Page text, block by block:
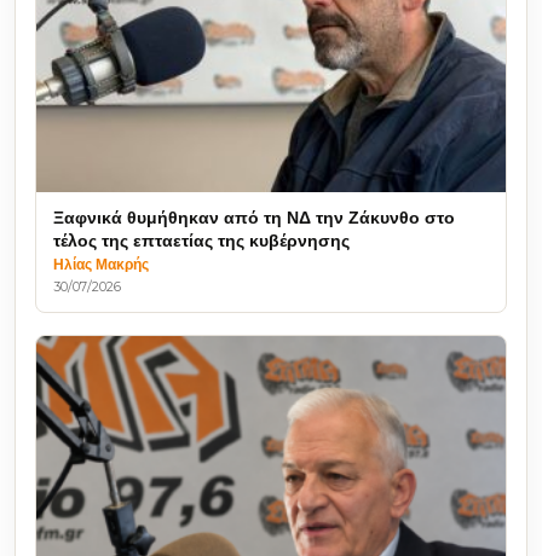
Ξαφνικά θυμήθηκαν από τη ΝΔ την Ζάκυνθο στο
τέλος της επταετίας της κυβέρνησης
Ηλίας Μακρής
30/07/2026